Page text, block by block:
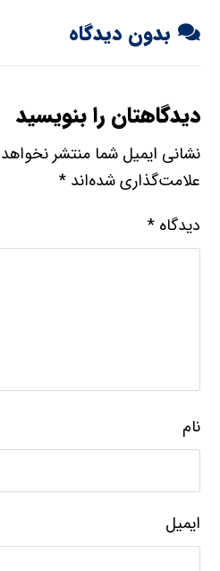
بدون دیدگاه
دیدگاهتان را بنویسید
نشانی ایمیل شما منتشر
علامت‌گذاری شده‌اند*
دیدگاه*
نام
ایمیل